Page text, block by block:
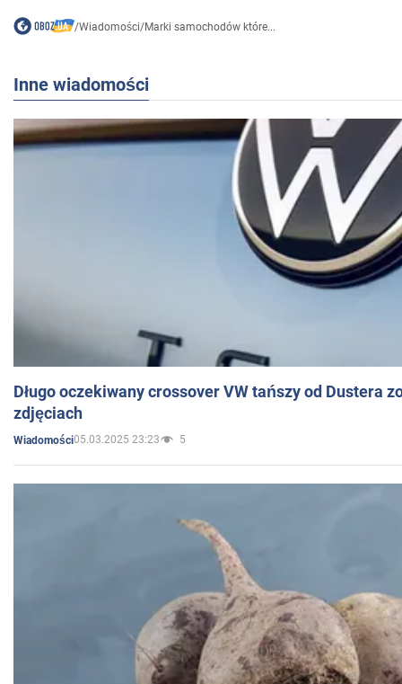
/Wiadomości/Marki samochodów które...
Inne wiadomości
Długo oczekiwany crossover VW tańszy od Dustera
zdjęciach
Wiadomości05.03.2025 23:23 5